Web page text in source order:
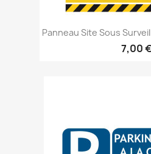
Panneau Site Sous
7,00 €